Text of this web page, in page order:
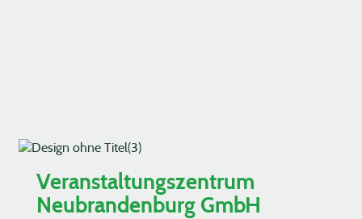
Veranstaltungszentrum
Neubrandenburg GmbH